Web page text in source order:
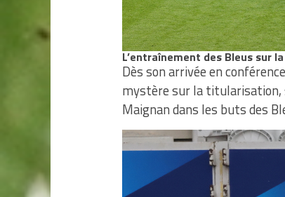
L’entraînement des Bleus sur
Dès son arrivée en
mystère sur la titularisation,
Maignan dans les buts des